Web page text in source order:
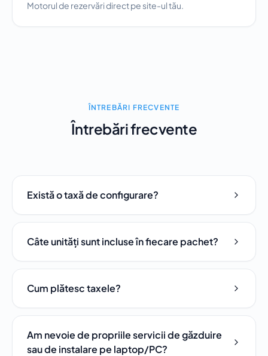
Motorul de rezervări direct pe site-ul tău.
ÎNTREBĂRI FRECVENTE
Întrebări frecvente
Există o taxă de configurare?
Câte unități sunt incluse în fiecare pachet?
Cum plătesc taxele?
Am nevoie de propriile servicii de găzduire
sau de instalare pe laptop/PC?